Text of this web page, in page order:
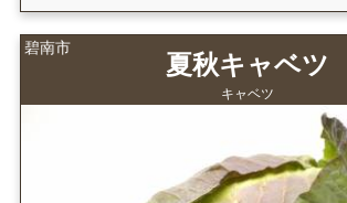
碧南市
夏秋キャベツ
キャベツ